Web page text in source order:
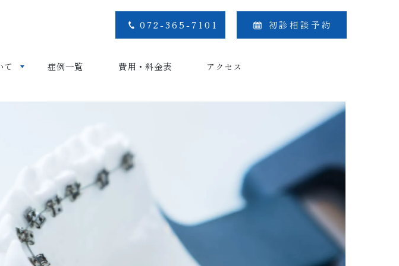
072-365-7101 初診相談予約
て 症例一覧 費用・料金表 アクセス